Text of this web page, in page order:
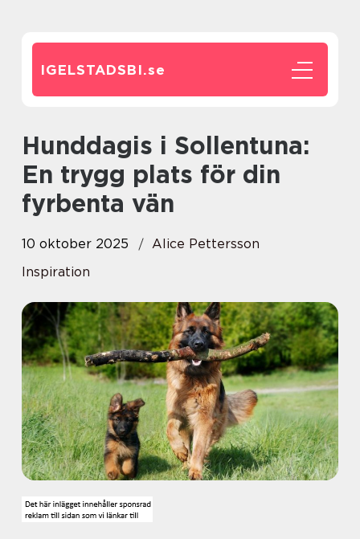
IGELSTADSBI.se
Hunddagis i Sollentuna:
En trygg plats för din
fyrbenta vän
10 oktober 2025
Alice Pettersson
Inspiration